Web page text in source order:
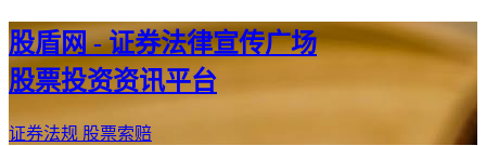
股盾网 - 证券法律宣传广场
股票投资资讯平台
证券法规 股票索赔